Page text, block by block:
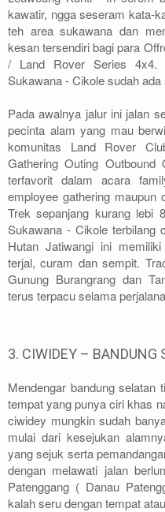
kawatir, ngga seseram kata-
teh area sukawana dan
kesan tersendiri bagi para
/ Land Rover Series 4x4.
Sukawana - Cikole sudah
Pada awalnya jalur ini jalan
pecinta alam yang mau
komunitas Land Rover
Gathering Outing
terfavorit dalam acara
employee gathering maupun
Trek sepanjang kurang lebi
Sukawana - Cikole terbilang
Hutan Jatiwangi ini
terjal, curam dan sempit.
Gunung Burangrang dan
terus terpacu selama
3. CIWIDEY – BANDUNG
Mendengar bandung selatan
tempat yang punya ciri khas
ciwidey mungkin sudah
mulai dari kesejukan
yang sejuk serta
dengan melawati jalan
Patenggang ( Danau
kalah seru dengan tempat